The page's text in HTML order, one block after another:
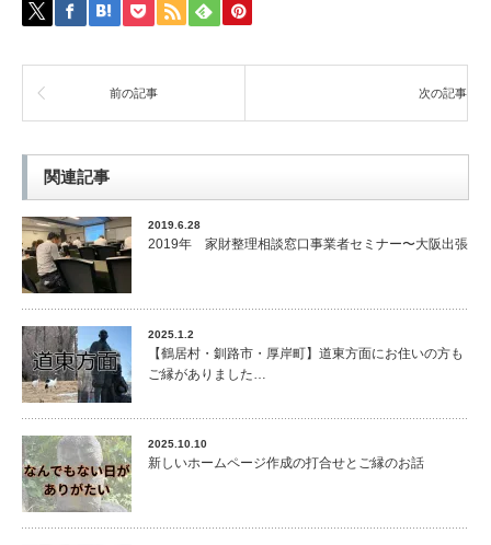
前の記事 次の記事
関連記事
2019.6.28
2019年 家財整理相談窓口事業者セミナー〜大阪出張
2025.1.2
【鶴居村・釧路市・厚岸町】道東方面にお住いの方も
ご縁がありました…
2025.10.10
新しいホームページ作成の打合せとご縁のお話